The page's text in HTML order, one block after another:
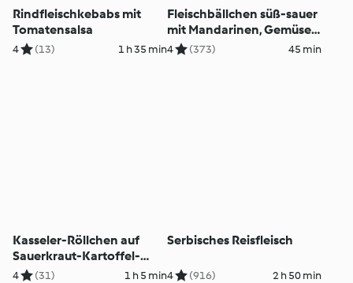
Rindfleischkebabs mit
Tomatensalsa
4 (13) 1 h 35 min
Fleischbällchen süß-sauer
mit Mandarinen, Gemüse
und Reis
4 (373) 45 min
Kasseler-Röllchen auf
Sauerkraut-Kartoffel-
Beilage
4 (31) 1 h 5 min
Serbisches Reisfleisch
4 (916) 2 h 50 min